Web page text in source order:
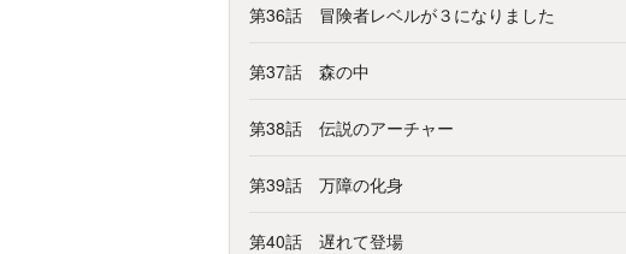
第36話 冒険者レベルが３になりました
第37話 森の中
第38話 伝説のアーチャー
第39話 万障の化身
第40話 遅れて登場